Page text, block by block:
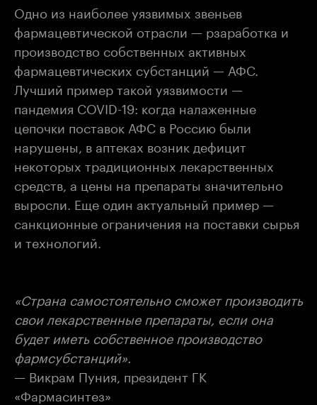
Одно из наиболее уязвимых звеньев
фармацевтической отрасли — рзаработка и
производство собственных активных
фармацевтических субстанций — АФС.
Лучший пример такой уязвимости —
пандемия COVID-19: когда налаженные
цепочки поставок АФС в Россию были
нарушены, в аптеках возник дефицит
некоторых традиционных лекарственных
средств, а цены на препараты значительно
выросли. Еще один актуальный пример —
санкционные ограничения на поставки сырья
и технологий.
«Страна самостоятельно сможет производить
свои лекарственные препараты, если она
будет иметь собственное производство
фармсубстанций».
— Викрам Пуния, президент ГК
«Фармасинтез»